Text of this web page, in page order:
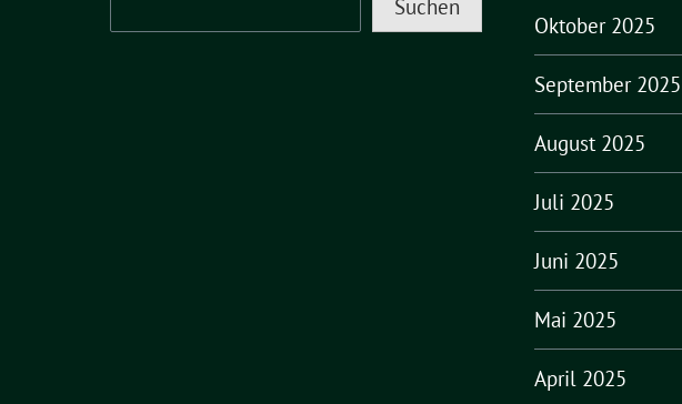
Suchen
Oktober 2025
September 2025
August 2025
Juli 2025
Juni 2025
Mai 2025
April 2025